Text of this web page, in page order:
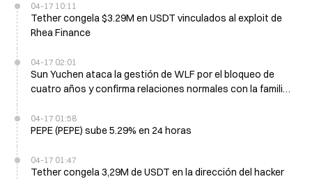
04-17 10:11
Tether congela $3.29M en USDT vinculados al exploit de
Rhea Finance
04-17 02:01
Sun Yuchen ataca la gestión de WLF por el bloqueo de
cuatro años y confirma relaciones normales con la familia
04-17 01:58
PEPE (PEPE) sube 5.29% en 24 horas
04-17 01:47
Tether congela 3,29M de USDT en la dirección del hacker